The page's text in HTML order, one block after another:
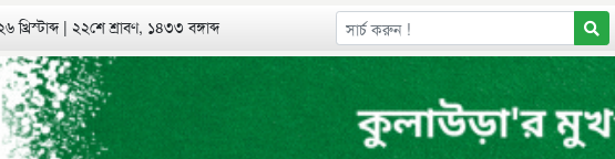
| ২২শে শ্রাবণ, ১৪৩৩ বঙ্গাব্দ